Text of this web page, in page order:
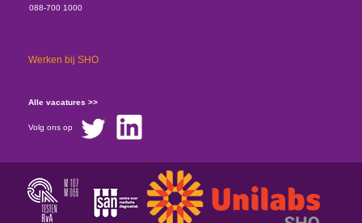
088-700 1000
Werken bij SHO
Alle vacatures >>
Volg ons op